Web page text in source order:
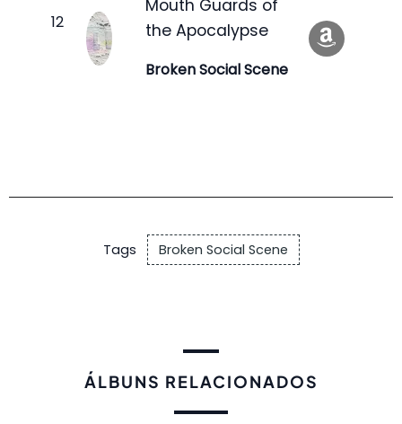
Mouth Guards of
the Apocalypse
Broken Social Scene
Tags Broken Social Scene
ÁLBUNS RELACIONADOS